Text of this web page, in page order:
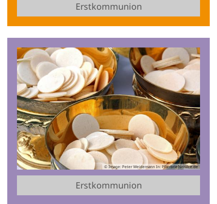
Erstkommunion
© Image: Peter Weidemann In: Pfarrbriefservice.de
Erstkommunion